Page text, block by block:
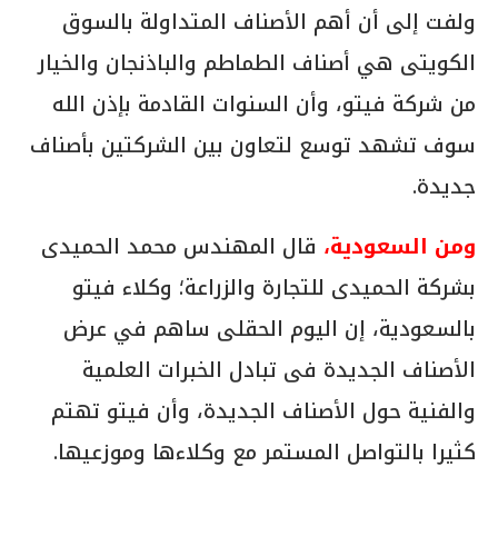
ولفت إلى أن أهم الأصناف المتداولة بالسوق
الكويتى هي أصناف الطماطم والباذنجان والخيار
من شركة فيتو، وأن السنوات القادمة بإذن الله
سوف تشهد توسع لتعاون بين الشركتين بأصناف
جديدة.
ومن السعودية، قال المهندس محمد الحميدى
بشركة الحميدى للتجارة والزراعة؛ وكلاء فيتو
بالسعودية، إن اليوم الحقلى ساهم في عرض
الأصناف الجديدة فى تبادل الخبرات العلمية
والفنية حول الأصناف الجديدة، وأن فيتو تهتم
كثيرا بالتواصل المستمر مع وكلاءها وموزعيها.